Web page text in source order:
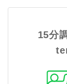
15分